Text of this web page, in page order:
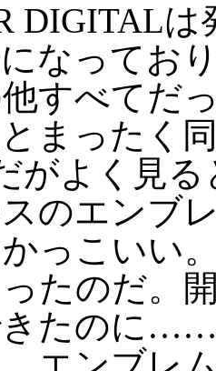
DIGITALは
なってお
すべてだ
まったく
がよく見
のエンブ
かっこいい
ったのだ。
たのに……